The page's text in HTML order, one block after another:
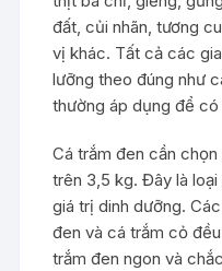
đất, củi nhãn, tương
vị khác. Tất cả các
lưỡng theo đúng như
thường áp dụng để
Cá trắm đen cần
trên 3,5 kg. Đây là
giá trị dinh dưỡng.
đen và cá trắm cỏ
trắm đen ngon và